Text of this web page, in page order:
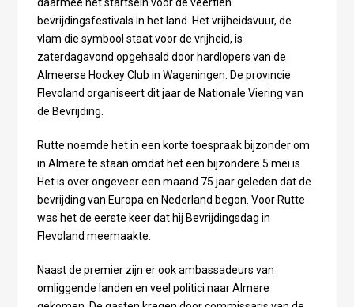
daarmee het startsein voor de veertien
bevrijdingsfestivals in het land. Het vrijheidsvuur, de
vlam die symbool staat voor de vrijheid, is
zaterdagavond opgehaald door hardlopers van de
Almeerse Hockey Club in Wageningen. De provincie
Flevoland organiseert dit jaar de Nationale Viering van
de Bevrijding.
Rutte noemde het in een korte toespraak bijzonder om
in Almere te staan omdat het een bijzondere 5 mei is.
Het is over ongeveer een maand 75 jaar geleden dat de
bevrijding van Europa en Nederland begon. Voor Rutte
was het de eerste keer dat hij Bevrijdingsdag in
Flevoland meemaakte.
Naast de premier zijn er ook ambassadeurs van
omliggende landen en veel politici naar Almere